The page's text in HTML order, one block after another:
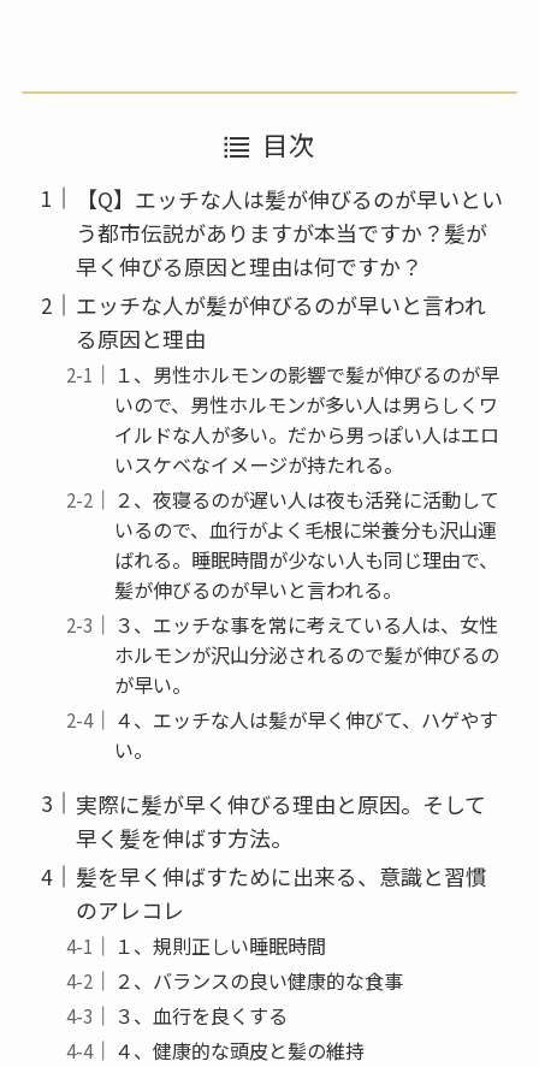
目次
【Q】エッチな人は髪が伸びるのが早いとい
う都市伝説がありますが本当ですか？髪が
早く伸びる原因と理由は何ですか？
エッチな人が髪が伸びるのが早いと言われ
る原因と理由
１、男性ホルモンの影響で髪が伸びるのが早
いので、男性ホルモンが多い人は男らしくワ
イルドな人が多い。だから男っぽい人はエロ
いスケベなイメージが持たれる。
２、夜寝るのが遅い人は夜も活発に活動して
いるので、血行がよく毛根に栄養分も沢山運
ばれる。睡眠時間が少ない人も同じ理由で、
髪が伸びるのが早いと言われる。
３、エッチな事を常に考えている人は、女性
ホルモンが沢山分泌されるので髪が伸びるの
が早い。
４、エッチな人は髪が早く伸びて、ハゲやす
い。
実際に髪が早く伸びる理由と原因。そして
早く髪を伸ばす方法。
髪を早く伸ばすために出来る、意識と習慣
のアレコレ
１、規則正しい睡眠時間
２、バランスの良い健康的な食事
３、血行を良くする
４、健康的な頭皮と髪の維持